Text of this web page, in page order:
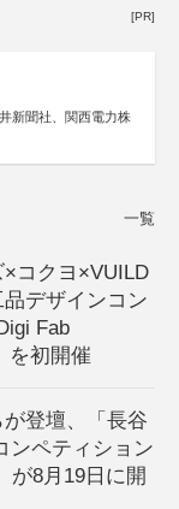
[PR]
新聞社、関西電力株
一覧
×コクヨ×VUILD
デザインコン
Fab
を初開催
登壇、「長谷
ンペティション
が8月19日に開